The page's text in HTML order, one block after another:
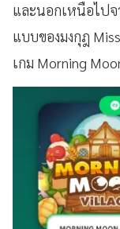
และนอกเหนือไป
แบบของมงกุฎ
เกม Morning